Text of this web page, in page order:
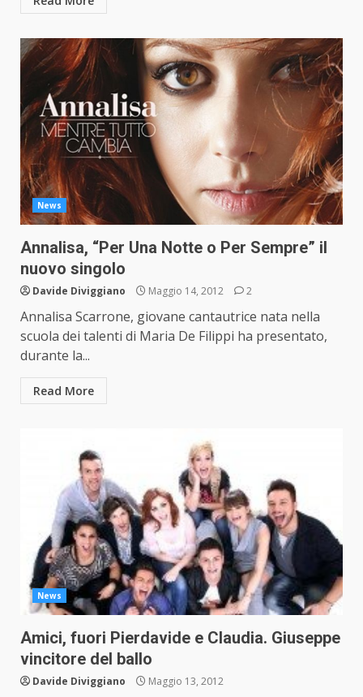
News
Annalisa, “Per Una Notte o Per Sempre” il
nuovo singolo
Davide Diviggiano Maggio 14, 2012 2
Annalisa Scarrone, giovane cantautrice nata nella
scuola dei talenti di Maria De Filippi ha presentato,
durante la...
Read More
News
Amici, fuori Pierdavide e Claudia. Giuseppe
vincitore del ballo
Davide Diviggiano Maggio 13, 2012